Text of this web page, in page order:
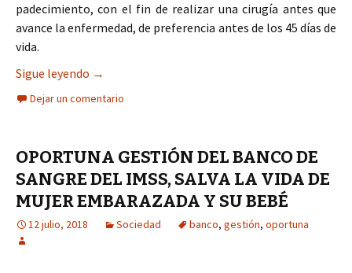
padecimiento, con el fin de realizar una cirugía antes que
avance la enfermedad, de preferencia antes de los 45 días de
vida.
Sigue leyendo CON CIRUGÍA OPORTUNA, ESPECIALISTAS DEL
→
Dejar un comentario
OPORTUNA GESTIÓN DEL BANCO DE
SANGRE DEL IMSS, SALVA LA VIDA DE
MUJER EMBARAZADA Y SU BEBÉ
12 julio, 2018 Sociedad banco, gestión, oportuna